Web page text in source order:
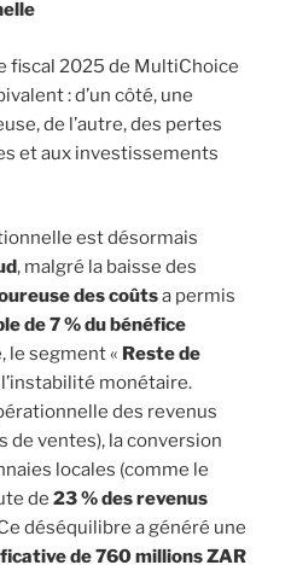
fiscal 2025 de MultiChoice
: d’un côté, une
de l’autre, des pertes
et aux investissements
est désormais
, malgré la baisse des
des coûtsa permis
de 7 % du bénéfice
le segment « Reste de
monétaire.
des revenus
de ventes), la conversion
locales (comme le
de 23 % des revenus
déséquilibre a généré une
de 760 millions ZAR